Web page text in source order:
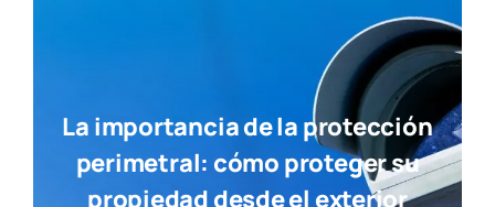
La importancia de la protección
perimetral: cómo proteger su
propiedad desde el exterior